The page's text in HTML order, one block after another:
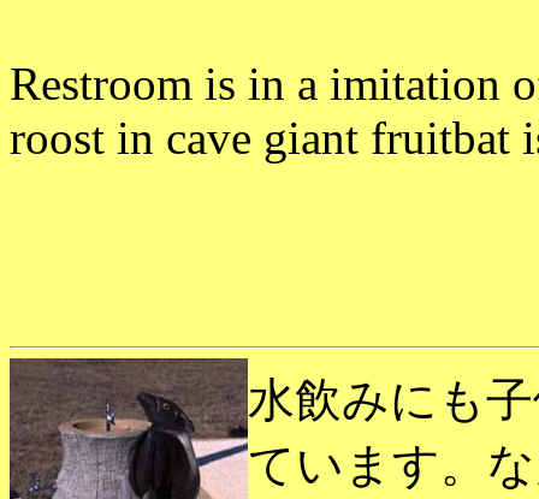
Restroom is in a imitation
roost in cave giant fruitbat
水飲みにも
ています。